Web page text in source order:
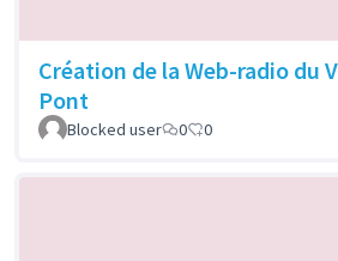
Création de la Web-radio du
Pont
Blocked user 0 0